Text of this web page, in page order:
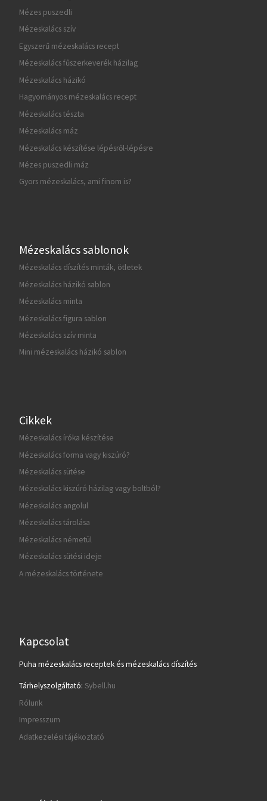
Mézes puszedli
Mézeskalács szív
Egyszerű mézeskalács recept
Mézeskalács fűszerkeverék házilag
Mézeskalács házikó
Hagyományos mézeskalács recept
Mézeskalács tészta
Mézeskalács máz
Mézeskalács készítése lépésről-lépésre
Mézes puszedli máz
Gyors mézeskalács, ami finom is?
Mézeskalács sablonok
Mézeskalács díszítés minták, ötletek
Mézeskalács házikó sablon
Mézeskalács minta
Mézeskalács figura sablon
Mézeskalács szív minta
Mini mézeskalács házikó sablon
Cikkek
Mézeskalács íróka készítése
Mézeskalács forma vagy kiszúró?
Mézeskalács sütése
Mézeskalács kiszúró házilag vagy boltból?
Mézeskalács angolul
Mézeskalács tárolása
Mézeskalács németül
Mézeskalács sütési ideje
A mézeskalács története
Kapcsolat
Puha mézeskalács receptek és mézeskalács díszítés
Tárhelyszolgáltató: Sybell.hu
Rólunk
Impresszum
Adatkezelési tájékoztató